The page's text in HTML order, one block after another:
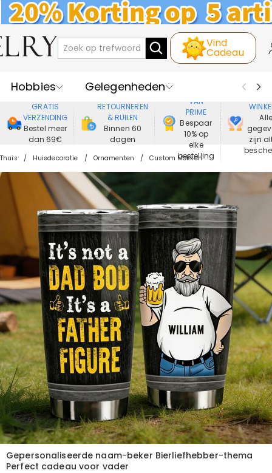
Vind
Cadeau
Hobbies
Gelegenheden
Recipienten
Best Verkochte
Nieuwe
Juwelen
Wonen&Leven
GRATIS
VERZENDING
Bestel meer
dan 69€
RETOURNEREN
& RUILEN
Binnen 60
dagen
VAN
PRIME
Bespaar
10% op
elke
bestelling
Alle
zijn
Thuis Huisdecoratie Ornamenten Custom Mokken
Gepersonaliseerde naam-beker Bierliefhebber-thema
Perfect cadeau voor vader